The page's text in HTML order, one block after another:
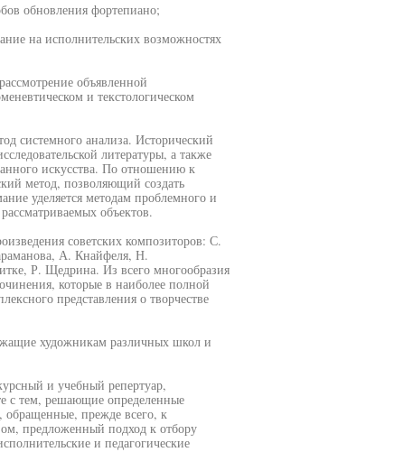
обновления фортепиано;
на исполнительских возможностях
объявленной
и текстологическом
системного анализа. Исторический
литературы, а также
искусства. По отношению к
метод, позволяющий создать
уделяется методам проблемного и
объектов.
советских композиторов: С.
А. Кнайфеля, Н.
Р. Щедрина. Из всего многообразия
которые в наиболее полной
представления о творчестве
художникам различных школ и
и учебный репертуар,
с тем, решающие определенные
обращенные, прежде всего, к
предложенный подход к отбору
и педагогические